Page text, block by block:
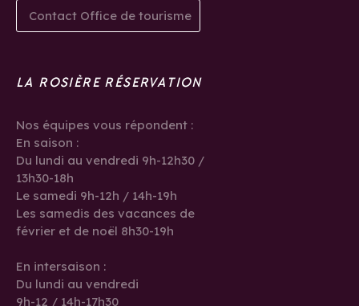
Contact Office de tourisme
LA ROSIÈRE RÉSERVATION
Nos équipes vous répondent :
En saison :
Du lundi au vendredi 9h-12h30 /
13h30-18h
Le samedi 9h-12h / 14h-19h
Les samedis des vacances de
février et de noël 8h30-19h
En intersaison :
Du lundi au vendredi
9h-12 / 14h-17h30